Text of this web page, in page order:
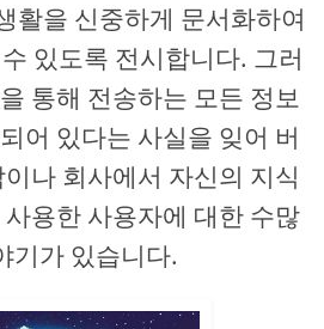
활을 신중하게 문서화하여
있도록 전시합니다. 그러
통해 전송하는 모든 정보
어 있다는 사실을 잊어 버
나 회사에서 자신의 지식
용한 사용자에 대한 수많
기가 있습니다.